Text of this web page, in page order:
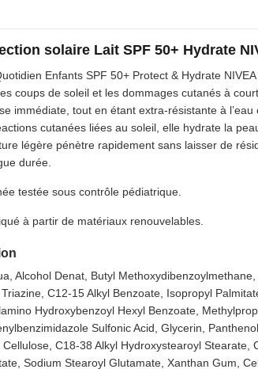
solaire Lait SPF 50+ Hydrate
Enfants SPF 50+ Protect & Hydrate
coups de soleil et les dommages cutanés à
immédiate, tout en étant extra-résistante à
cutanées liées au soleil, elle hydrate la
légère pénètre rapidement sans laisser de
durée.
testée sous contrôle pédiatrique.
à partir de matériaux renouvelables.
Alcohol Denat, Butyl
C12-15 Alkyl Benzoate, Isopropyl
Hydroxybenzoyl Hexyl Benzoate,
Sulfonic Acid, Glycerin,
C18-38 Alkyl Hydroxystearoyl
Sodium Stearoyl Glutamate, Xanthan Gum,